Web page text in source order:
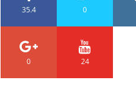
35.4 0
0 24